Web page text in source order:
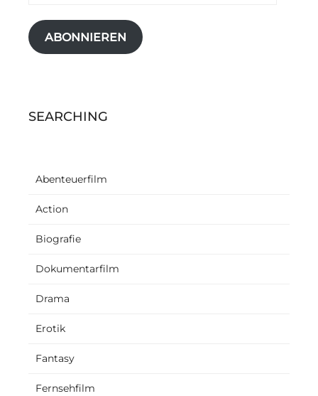
ABONNIEREN
SEARCHING
Abenteuerfilm
Action
Biografie
Dokumentarfilm
Drama
Erotik
Fantasy
Fernsehfilm